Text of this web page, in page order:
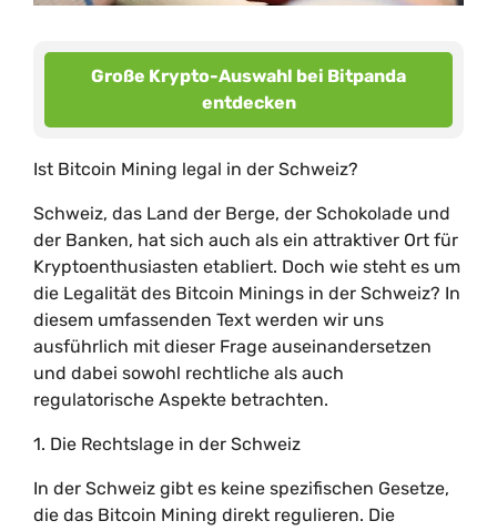
Große Krypto-Auswahl bei Bitpanda
entdecken
Ist Bitcoin Mining legal in der Schweiz?
Schweiz, das Land der Berge, der Schokolade und
der Banken, hat sich auch als ein attraktiver Ort für
Kryptoenthusiasten etabliert. Doch wie steht es um
die Legalität des Bitcoin Minings in der Schweiz? In
diesem umfassenden Text werden wir uns
ausführlich mit dieser Frage auseinandersetzen
und dabei sowohl rechtliche als auch
regulatorische Aspekte betrachten.
1. Die Rechtslage in der Schweiz
In der Schweiz gibt es keine spezifischen Gesetze,
die das Bitcoin Mining direkt regulieren. Die